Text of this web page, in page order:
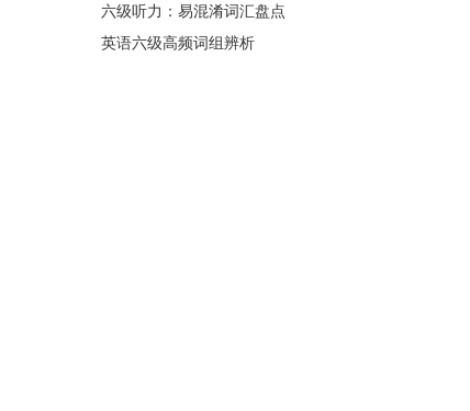
六级听力：易混淆词汇盘点
英语六级高频词组辨析